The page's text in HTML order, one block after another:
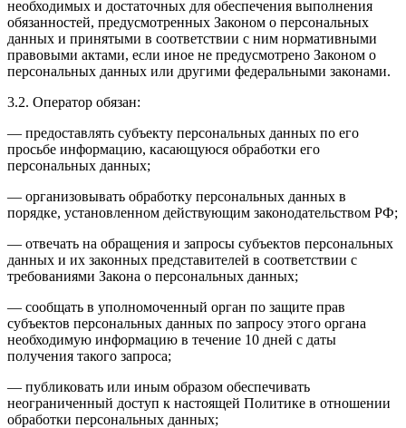
необходимых и достаточных для обеспечения выполнения
обязанностей, предусмотренных Законом о персональных
данных и принятыми в соответствии с ним нормативными
правовыми актами, если иное не предусмотрено Законом о
персональных данных или другими федеральными законами.
3.2. Оператор обязан:
— предоставлять субъекту персональных данных по его
просьбе информацию, касающуюся обработки его
персональных данных;
— организовывать обработку персональных данных в
порядке, установленном действующим законодательством РФ;
— отвечать на обращения и запросы субъектов персональных
данных и их законных представителей в соответствии с
требованиями Закона о персональных данных;
— сообщать в уполномоченный орган по защите прав
субъектов персональных данных по запросу этого органа
необходимую информацию в течение 10 дней с даты
получения такого запроса;
— публиковать или иным образом обеспечивать
неограниченный доступ к настоящей Политике в отношении
обработки персональных данных;